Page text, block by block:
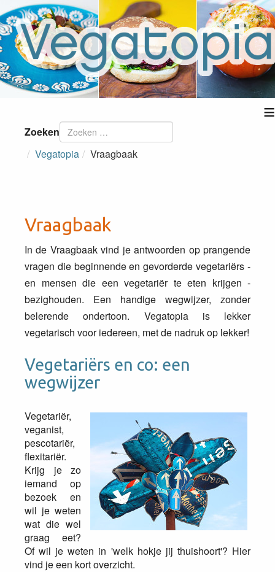
≡
Zoeken
Vegatopia
Vraagbaak
Vraagbaak
In de Vraagbaak vind je antwoorden op prangende
vragen die beginnende en gevorderde vegetariërs -
en mensen die een vegetariër te eten krijgen -
bezighouden. Een handige wegwijzer, zonder
belerende ondertoon. Vegatopia is lekker
vegetarisch voor iedereen, met de nadruk op lekker!
Vegetariërs en co: een
wegwijzer
Vegetariër,
veganist,
pescotariër,
flexitariër.
Krijg je zo
iemand op
bezoek en
wil je weten
wat die wel
graag eet?
Of wil je weten in 'welk hokje jij thuishoort'? Hier
vind je een kort overzicht.